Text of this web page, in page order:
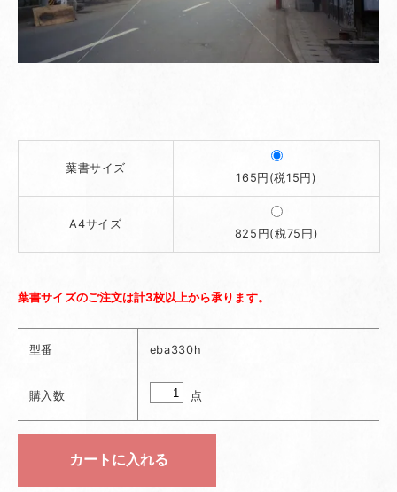
葉書サイズ
165円(税15円)
A4サイズ
825円(税75円)
葉書サイズのご注文は計3枚以上から承ります。
型番 eba330h
購入数 点